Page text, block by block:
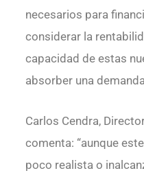
necesarios para
considerar la
capacidad de estas
absorber una
Carlos Cendra,
comenta: “aunque
poco realista o